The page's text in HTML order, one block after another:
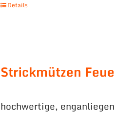
Details
Strickmützen
hochwertige,